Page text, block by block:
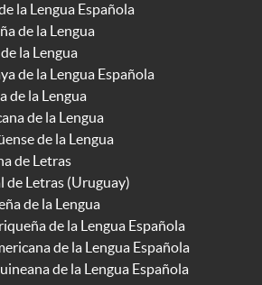
la Lengua Española
de la Lengua
la Lengua
de la Lengua Española
de la Lengua
de la Lengua
de la Lengua
de Letras
de Letras (Uruguay)
de la Lengua
de la Lengua Española
de la Lengua Española
de la Lengua Española